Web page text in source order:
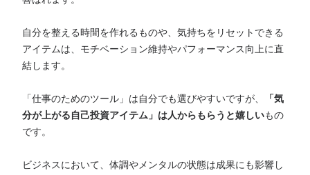
自分を整える時間を作れるものや、気持ちをリセットできる
アイテムは、モチベーション維持やパフォーマンス向上に直
結します。
「仕事のためのツール」は自分でも選びやすいですが、
「気
分が上がる自己投資アイテム」は人からもらうと嬉しいもの
です。
ビジネスにおいて、体調やメンタルの状態は成果にも影響し